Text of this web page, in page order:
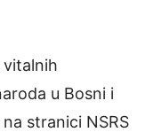
vitalnih
u Bosni i
stranici NSRS